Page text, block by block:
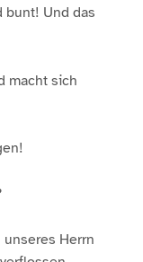
bunt! Und das
macht sich
unseres Herrn